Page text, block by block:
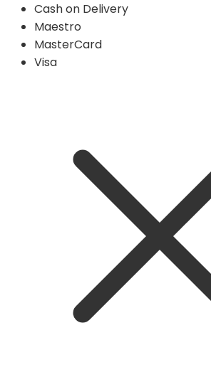
Cash on Delivery
Maestro
MasterCard
Visa